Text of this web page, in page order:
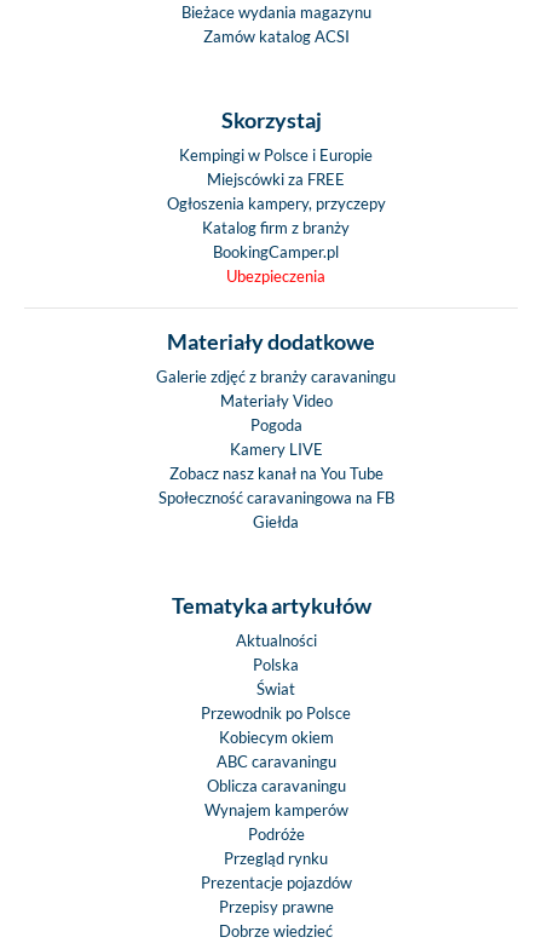
Bieżace wydania magazynu
Zamów katalog ACSI
Skorzystaj
Kempingi w Polsce i Europie
Miejscówki za FREE
Ogłoszenia kampery, przyczepy
Katalog firm z branży
BookingCamper.pl
Ubezpieczenia
Materiały dodatkowe
Galerie zdjęć z branży caravaningu
Materiały Video
Pogoda
Kamery LIVE
Zobacz nasz kanał na You Tube
Społeczność caravaningowa na FB
Giełda
Tematyka artykułów
Aktualności
Polska
Świat
Przewodnik po Polsce
Kobiecym okiem
ABC caravaningu
Oblicza caravaningu
Wynajem kamperów
Podróże
Przegląd rynku
Prezentacje pojazdów
Przepisy prawne
Dobrze wiedzieć